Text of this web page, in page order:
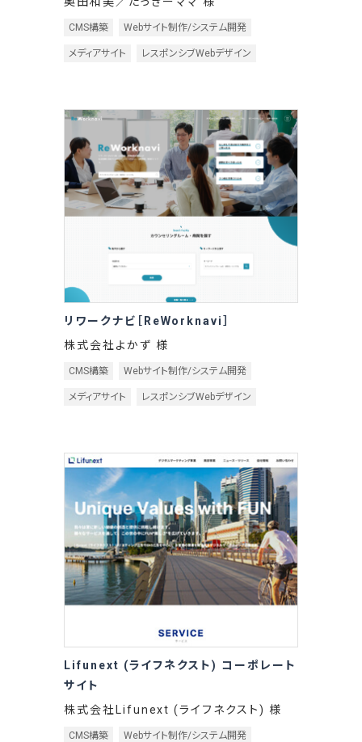
CMS構築 Webサイト制作/システム開発
メディアサイト レスポンシブWebデザイン
リワークナビ［ReWorknavi］
株式会社よかず 様
CMS構築 Webサイト制作/システム開発
メディアサイト レスポンシブWebデザイン
Lifunext (ライフネクスト) コーポレート
サイト
株式会社Lifunext (ライフネクスト) 様
CMS構築 Webサイト制作/システム開発